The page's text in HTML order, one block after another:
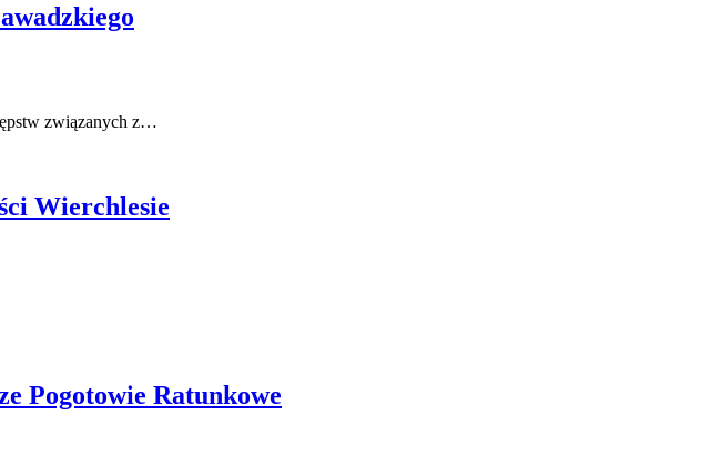
związanych z…
Wierchlesie
Pogotowie Ratunkowe